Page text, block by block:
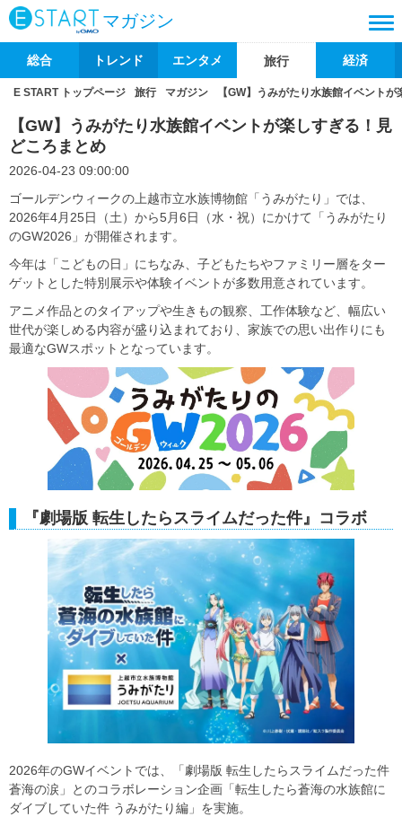
マガジン
総合 トレンド エンタメ 旅行 経済
E START トップページ 旅行 マガジン 【GW】うみがたり水族館イベント
【GW】うみがたり水族館イベントが楽しすぎる！見
どころまとめ
2026-04-23 09:00:00
ゴールデンウィークの上越市立水族博物館「うみがたり」では、
2026年4月25日（土）から5月6日（水・祝）にかけて「うみがたり
のGW2026」が開催されます。
今年は「こどもの日」にちなみ、子どもたちやファミリー層をター
ゲットとした特別展示や体験イベントが多数用意されています。
アニメ作品とのタイアップや生きもの観察、工作体験など、幅広い
世代が楽しめる内容が盛り込まれており、家族での思い出作りにも
最適なGWスポットとなっています。
『劇場版 転生したらスライムだった件』コラボ
2026年のGWイベントでは、「劇場版 転生したらスライムだった件
蒼海の涙」とのコラボレーション企画「転生したら蒼海の水族館に
ダイブしていた件 うみがたり編」を実施。